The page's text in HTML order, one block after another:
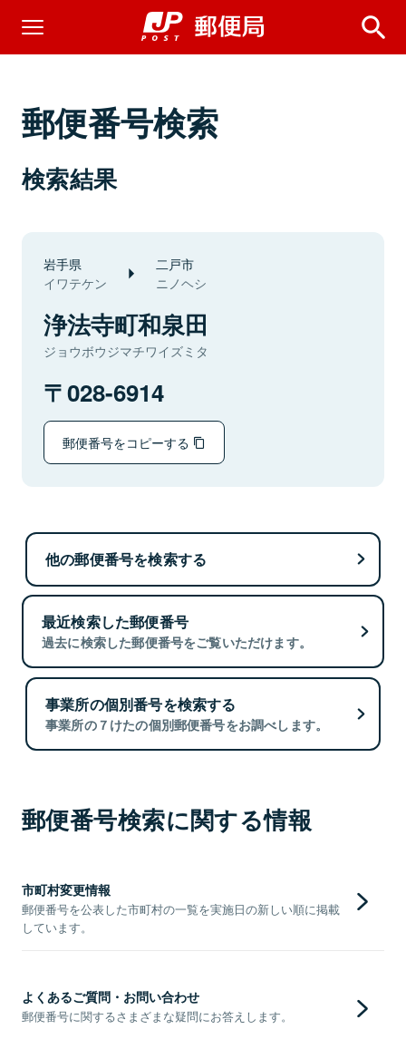
郵便番号検索
検索結果
岩手県
イワテケン
二戸市
ニノヘシ
浄法寺町和泉田
ジョウボウジマチワイズミタ
028-6914
郵便番号をコピーする
他の郵便番号を検索する
最近検索した郵便番号
過去に検索した郵便番号をご覧いただけます。
事業所の個別番号を検索する
事業所の７けたの個別郵便番号をお調べします。
郵便番号検索に関する情報
市町村変更情報
郵便番号を公表した市町村の一覧を実施日の新しい順に掲載
しています。
よくあるご質問・お問い合わせ
郵便番号に関するさまざまな疑問にお答えします。